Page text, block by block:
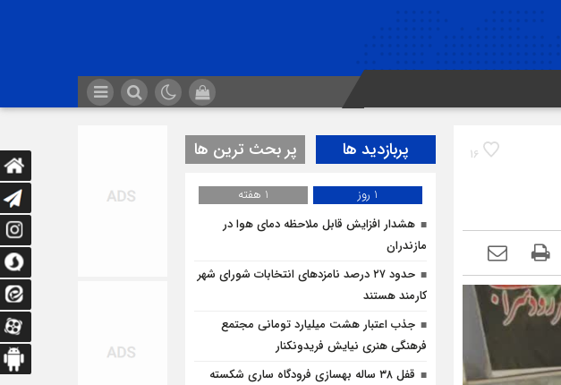
16 پربازدید ها پر بحث ترین ها
1 روز
1 هفته
هشدار افزایش قابل ملاحظه دمای هوا در
مازندران
حدود ۲۷ درصد نامزدهای انتخابات شورای شهر
کارمند هستند
جذب اعتبار هشت میلیارد تومانی مجتمع
فرهنگی هنری نیایش فریدونکنار
قفل ۳۸ ساله بهسازی فرودگاه ساری شکسته